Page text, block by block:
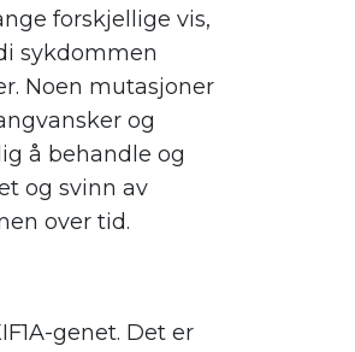
forskjellige vis,
sykdommen
Noen mutasjoner
og
å behandle og
og svinn av
over tid.
genet. Det er